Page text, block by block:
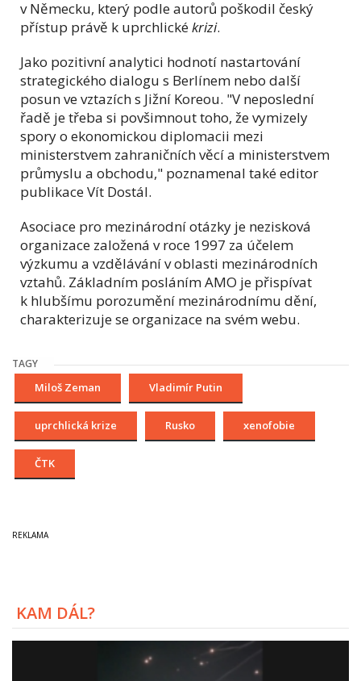
v Německu, který podle autorů poškodil český
přístup právě k uprchlickékrizi.
Jako pozitivní analytici hodnotí nastartování
strategického dialogu s Berlínem nebo další
posun ve vztazích s Jižní Koreou. "V neposlední
řadě je třeba si povšimnout toho, že vymizely
spory o ekonomickou diplomacii mezi
ministerstvem zahraničních věcí a ministerstvem
průmyslu a obchodu," poznamenal také editor
publikace Vít Dostál.
Asociace pro mezinárodní otázky je nezisková
organizace založená v roce 1997 za účelem
výzkumu a vzdělávání v oblasti mezinárodních
vztahů. Základním posláním AMO je přispívat
k hlubšímu porozumění mezinárodnímu dění,
charakterizuje se organizace na svém webu.
TAGY
Miloš Zeman Vladimír Putin
uprchlická krize Rusko xenofobie
ČTK
KAM DÁL?